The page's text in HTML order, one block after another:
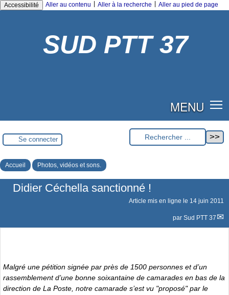
Accessibilité Aller au contenu Aller à la recherche Aller au pied de page
SUD PTT 37
MENU
Se connecter
Accueil Photos, vidéos et sons.
Didier Céchella sanctionné !
Article mis en ligne le 14 juin 2011
par Sud PTT 37
Malgré une pétition signée par près de 1500 personnes et d’un
rassemblement d’une bonne soixantaine de camarades en bas de la
direction de La Poste, notre camarade s’est vu "proposé" par le